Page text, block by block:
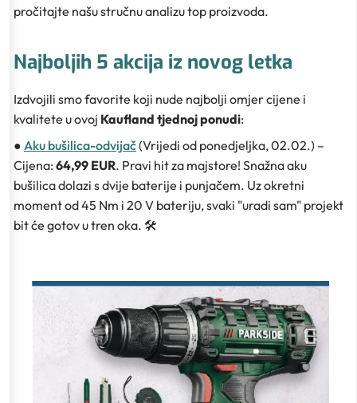
pročitajte našu stručnu analizu top proizvoda.
Najboljih 5 akcija iz novog letka
Izdvojili smo favorite koji nude najbolji omjer cijene i
kvalitete u ovoj Kaufland tjednoj ponudi:
● Aku bušilica-odvijač(Vrijedi od ponedjeljka, 02.02.) –
Cijena: 64,99 EUR. Pravi hit za majstore! Snažna aku
bušilica dolazi s dvije baterije i punjačem. Uz okretni
moment od 45 Nm i 20 V bateriju, svaki "uradi sam" projekt
bit će gotov u tren oka. 🛠️